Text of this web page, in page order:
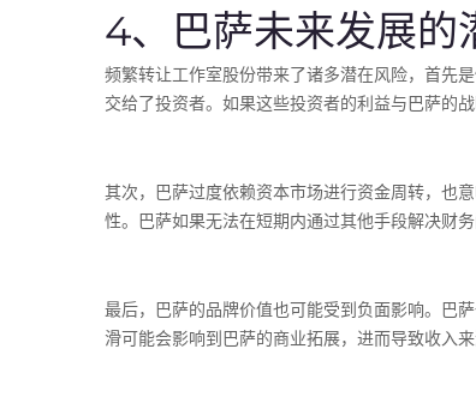
4、巴萨未来发展的
频繁转让工作室股份带来了诸多潜在风险，首先
交给了投资者。如果这些投资者的利益与巴萨的
其次，巴萨过度依赖资本市场进行资金周转，也
性。巴萨如果无法在短期内通过其他手段解决财
最后，巴萨的品牌价值也可能受到负面影响。巴
滑可能会影响到巴萨的商业拓展，进而导致收入来